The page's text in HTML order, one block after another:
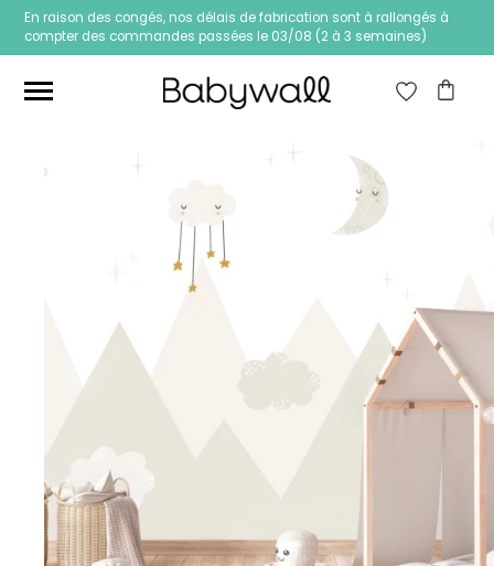
En raison des congés, nos délais de fabrication sont à rallongés à
compter des commandes passées le 03/08 (2 à 3 semaines)
Papier peint Fleurs
délicates
À partir
de
À partir
de